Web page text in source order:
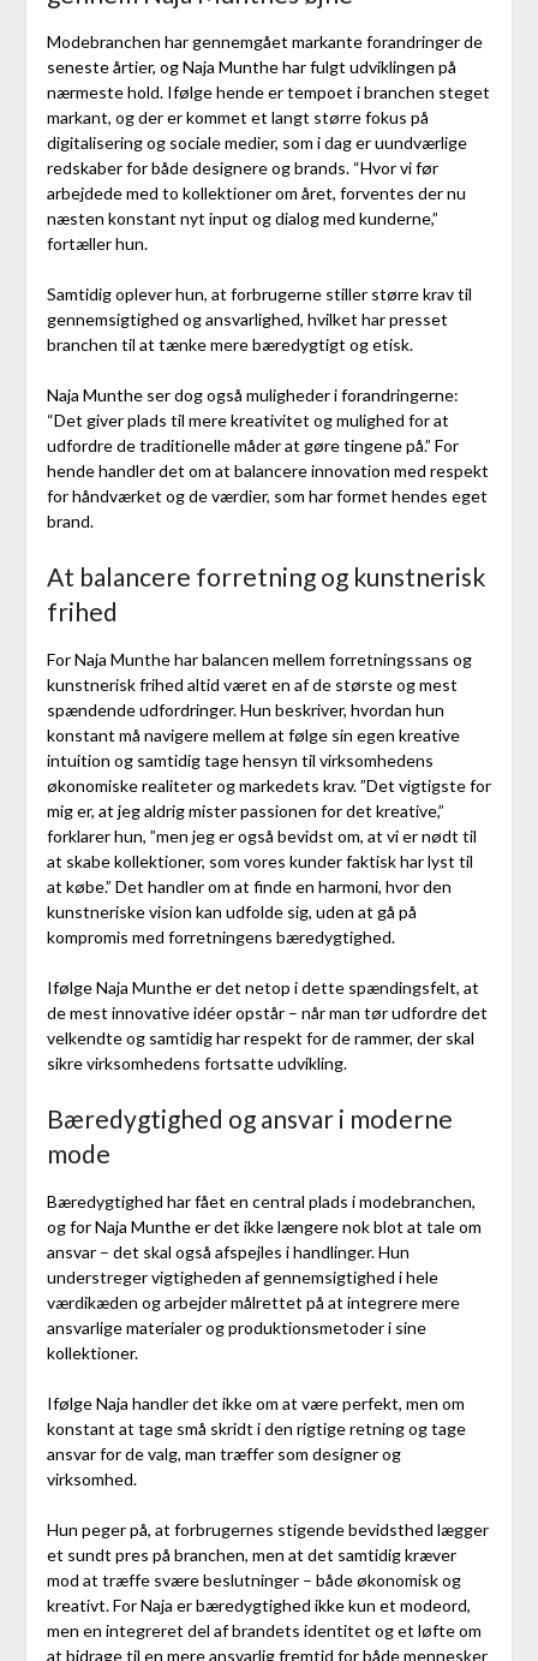
Modebranchen har gennemgået markante forandringer de
seneste årtier, og Naja Munthe har fulgt udviklingen på
nærmeste hold. Ifølge hende er tempoet i branchen steget
markant, og der er kommet et langt større fokus på
digitalisering og sociale medier, som i dag er uundværlige
redskaber for både designere og brands. “Hvor vi før
arbejdede med to kollektioner om året, forventes der nu
næsten konstant nyt input og dialog med kunderne,”
fortæller hun.
Samtidig oplever hun, at forbrugerne stiller større krav til
gennemsigtighed og ansvarlighed, hvilket har presset
branchen til at tænke mere bæredygtigt og etisk.
Naja Munthe ser dog også muligheder i forandringerne:
“Det giver plads til mere kreativitet og mulighed for at
udfordre de traditionelle måder at gøre tingene på.” For
hende handler det om at balancere innovation med respekt
for håndværket og de værdier, som har formet hendes eget
brand.
At balancere forretning og kunstnerisk
frihed
For Naja Munthe har balancen mellem forretningssans og
kunstnerisk frihed altid været en af de største og mest
spændende udfordringer. Hun beskriver, hvordan hun
konstant må navigere mellem at følge sin egen kreative
intuition og samtidig tage hensyn til virksomhedens
økonomiske realiteter og markedets krav. ”Det vigtigste for
mig er, at jeg aldrig mister passionen for det kreative,”
forklarer hun, ”men jeg er også bevidst om, at vi er nødt til
at skabe kollektioner, som vores kunder faktisk har lyst til
at købe.” Det handler om at finde en harmoni, hvor den
kunstneriske vision kan udfolde sig, uden at gå på
kompromis med forretningens bæredygtighed.
Ifølge Naja Munthe er det netop i dette spændingsfelt, at
de mest innovative idéer opstår – når man tør udfordre det
velkendte og samtidig har respekt for de rammer, der skal
sikre virksomhedens fortsatte udvikling.
Bæredygtighed og ansvar i moderne
mode
Bæredygtighed har fået en central plads i modebranchen,
og for Naja Munthe er det ikke længere nok blot at tale om
ansvar – det skal også afspejles i handlinger. Hun
understreger vigtigheden af gennemsigtighed i hele
værdikæden og arbejder målrettet på at integrere mere
ansvarlige materialer og produktionsmetoder i sine
kollektioner.
Ifølge Naja handler det ikke om at være perfekt, men om
konstant at tage små skridt i den rigtige retning og tage
ansvar for de valg, man træffer som designer og
virksomhed.
Hun peger på, at forbrugernes stigende bevidsthed lægger
et sundt pres på branchen, men at det samtidig kræver
mod at træffe svære beslutninger – både økonomisk og
kreativt. For Naja er bæredygtighed ikke kun et modeord,
men en integreret del af brandets identitet og et løfte om
at bidrage til en mere ansvarlig fremtid for både mennesker